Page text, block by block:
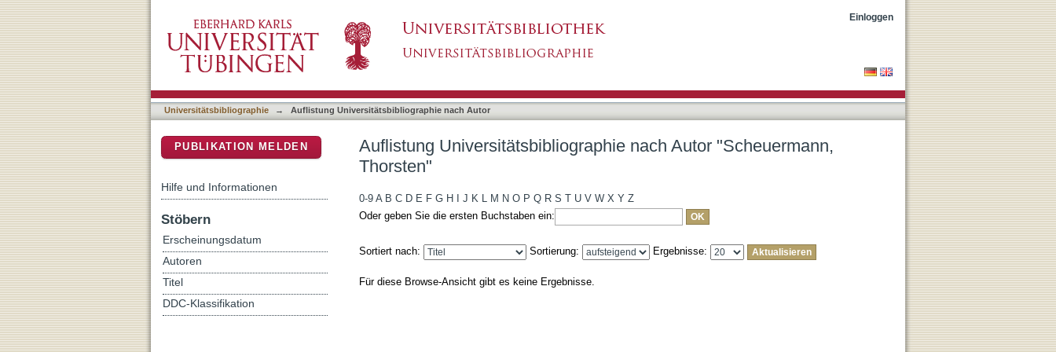
Einloggen
Universitätsbibliographie → Auflistung Universitätsbibliographie nach Autor
Auflistung Universitätsbibliographie nach Autor "Scheuermann,
Thorsten"
0-9 A B C D E F G H J K L M N O P Q R S T U V W X Y Z
Oder geben Sie die ersten Buchstaben ein:
Sortiert nach: Sortierung: Ergebnisse:
Für diese Browse-Ansicht gibt es keine Ergebnisse.
PUBLIKATION MELDEN
Hilfe und Informationen
Stöbern
Erscheinungsdatum
Autoren
Titel
DDC-Klassifikation